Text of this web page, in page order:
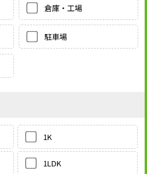
倉庫・工場
駐車場
1K
1LDK